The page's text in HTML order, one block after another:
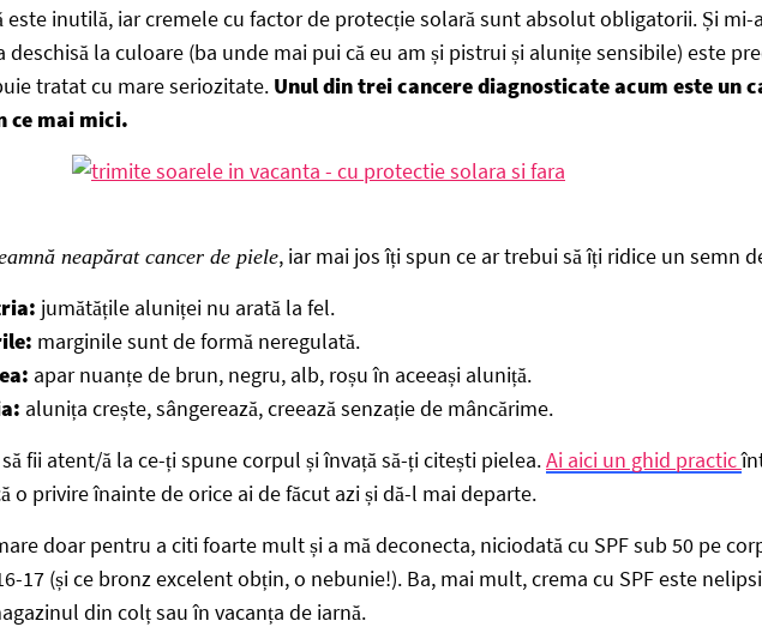
este inutilă, iar cremele cu factor de protecție solară sunt absolut obligatorii. Și
deschisă la culoare (ba unde mai pui că eu am și pistrui și alunițe sensibile) este
tratat cu mare seriozitate. Unul din trei cancere diagnosticate acum este un
ce mai mici.
neapărat cancer de piele, iar mai jos îți spun ce ar trebui să îți ridice un semn
jumătățile aluniței nu arată la fel.
marginile sunt de formă neregulată.
apar nuanțe de brun, negru, alb, roșu în aceeași aluniță.
alunița crește, sângerează, creează senzație de mâncărime.
fii atent/ă la ce-ți spune corpul și învață să-ți citești pielea.Ai aici un ghid practic
o privire înainte de orice ai de făcut azi și dă-l mai departe.
doar pentru a citi foarte mult și a mă deconecta, niciodată cu SPF sub 50 pe
17 (și ce bronz excelent obțin, o nebunie!). Ba, mai mult, crema cu SPF este
din colț sau în vacanța de iarnă.